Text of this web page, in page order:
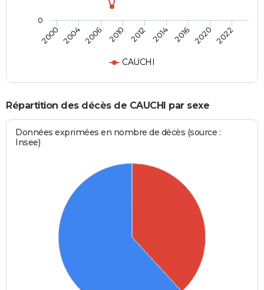
CAUCHI
2000 2004 2006 2010 2012 2014 2016 2020 2022
0
Répartition des décès de CAUCHI par sexe
Données exprimées en nombre de décès (source :
Insee)